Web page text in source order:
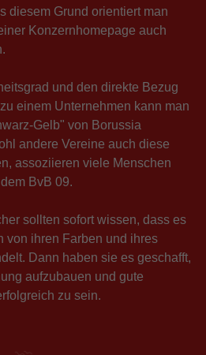
diesem Grund orientiert man
Konzernhomepage auch
und den direkte Bezug
einem Unternehmen kann man
Gelb" von Borussia
andere Vereine auch diese
assoziieren viele Menschen
BvB 09.
sollten sofort wissen, dass es
von ihren Farben und ihres
Dann haben sie es geschafft,
aufzubauen und gute
zu sein.